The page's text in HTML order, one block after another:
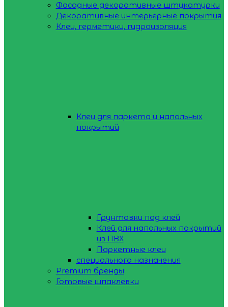
Фасадные декоративные штукатурки
Декоративные интерьерные покрытия
Клеи, герметики, гидроизоляция
Клеи для паркета и напольных
покрытий
Грунтовки под клей
Клей для напольных покрытий
из ПВХ
Паркетные клеи
специального назначения
Premium бренды
Готовые шпаклевки